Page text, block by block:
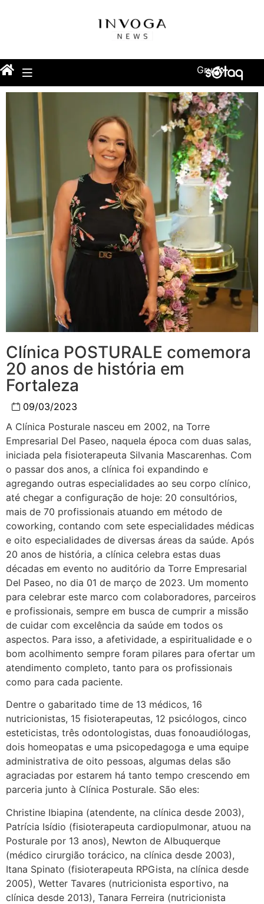
Grupo
Clínica POSTURALE comemora
20 anos de história em
Fortaleza
09/03/2023
A Clínica Posturale nasceu em 2002, na Torre
Empresarial Del Paseo, naquela época com duas salas,
iniciada pela fisioterapeuta Silvania Mascarenhas. Com
o passar dos anos, a clínica foi expandindo e
agregando outras especialidades ao seu corpo clínico,
até chegar a configuração de hoje: 20 consultórios,
mais de 70 profissionais atuando em método de
coworking, contando com sete especialidades médicas
e oito especialidades de diversas áreas da saúde. Após
20 anos de história, a clínica celebra estas duas
décadas em evento no auditório da Torre Empresarial
Del Paseo, no dia 01 de março de 2023. Um momento
para celebrar este marco com colaboradores, parceiros
e profissionais, sempre em busca de cumprir a missão
de cuidar com excelência da saúde em todos os
aspectos. Para isso, a afetividade, a espiritualidade e o
bom acolhimento sempre foram pilares para ofertar um
atendimento completo, tanto para os profissionais
como para cada paciente.
Dentre o gabaritado time de 13 médicos, 16
nutricionistas, 15 fisioterapeutas, 12 psicólogos, cinco
esteticistas, três odontologistas, duas fonoaudiólogas,
dois homeopatas e uma psicopedagoga e uma equipe
administrativa de oito pessoas, algumas delas são
agraciadas por estarem há tanto tempo crescendo em
parceria junto à Clínica Posturale. São eles:
Christine Ibiapina (atendente, na clínica desde 2003),
Patrícia Isídio (fisioterapeuta cardiopulmonar, atuou na
Posturale por 13 anos), Newton de Albuquerque
(médico cirurgião torácico, na clínica desde 2003),
Itana Spinato (fisioterapeuta RPGista, na clínica desde
2005), Wetter Tavares (nutricionista esportivo, na
clínica desde 2013), Tanara Ferreira (nutricionista